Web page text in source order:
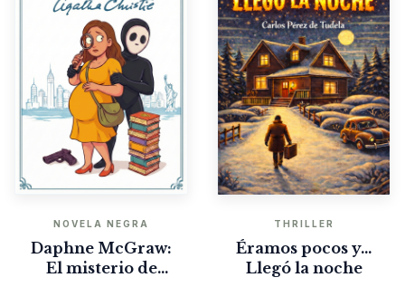
NOVELA NEGRA
Daphne McGraw:
El misterio de
THRILLER
Éramos pocos y…
Llegó la noche